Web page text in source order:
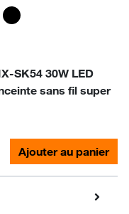
SK54 30W LED
sans fil super
Ajouter au panier